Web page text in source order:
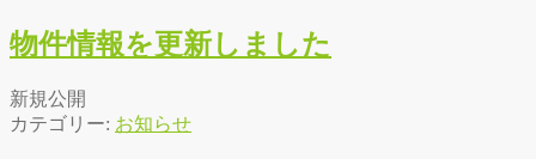
物件情報を更新しました
新規公開
カテゴリー: お知らせ